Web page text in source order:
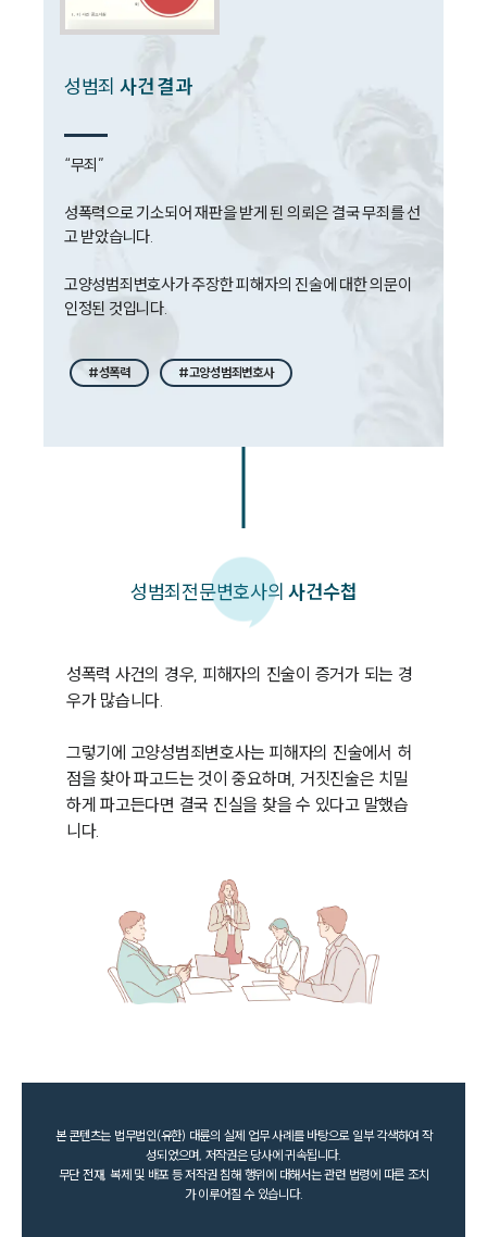
언론보도
법률 블로그
대륜법률상담예약
성범죄 사건 결과
“무죄”
성폭력으로 기소되어 재판을 받게 된 의뢰은 결국 무죄를 선
고 받았습니다.
고양성범죄변호사가 주장한 피해자의 진술에 대한 의문이
인정된 것입니다.
#성폭력 #고양성범죄변호사
성범죄전문변호사의사건수첩
성폭력 사건의 경우, 피해자의 진술이 증거가 되는 경
우가 많습니다.
그렇기에 고양성범죄변호사는 피해자의 진술에서 허
점을 찾아 파고드는 것이 중요하며, 거짓진술은 치밀
하게 파고든다면 결국 진실을 찾을 수 있다고 말했습
니다.
본 콘텐츠는 법무법인(유한) 대륜의 실제 업무 사례를 바탕으로 일부 각색하여 작
성되었으며, 저작권은 당사에 귀속됩니다.
무단 전재, 복제 및 배포 등 저작권 침해 행위에 대해서는 관련 법령에 따른 조치
가 이루어질 수 있습니다.